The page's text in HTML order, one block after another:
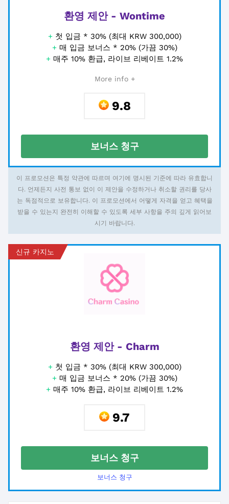
환영 제안 - Wontime
+ 첫 입금 * 30% (최대 KRW 300,000)
+ 매 입금 보너스 * 20% (가끔 30%)
+ 매주 10% 환급, 라이브 리베이트 1.2%
More info +
9.8
보너스 청구
이 프로모션은 특정 약관에 따르며 여기에 명시된 기준에 따라 유효합니
다. 언제든지 사전 통보 없이 이 제안을 수정하거나 취소할 권리를 당사
는 독점적으로 보유합니다. 이 프로모션에서 어떻게 자격을 얻고 혜택을
받을 수 있는지 완전히 이해할 수 있도록 세부 사항을 주의 깊게 읽어보
시기 바랍니다.
신규 카지노
환영 제안 - Charm
+ 첫 입금 * 30% (최대 KRW 300,000)
+ 매 입금 보너스 * 20% (가끔 30%)
+ 매주 10% 환급, 라이브 리베이트 1.2%
9.7
보너스 청구
보너스 청구